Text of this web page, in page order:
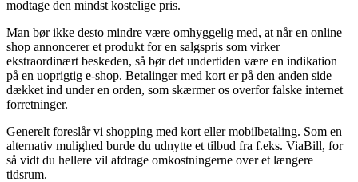
modtage den mindst kostelige pris.
Man bør ikke desto mindre være omhyggelig med, at når en online
shop annoncerer et produkt for en salgspris som virker
ekstraordinært beskeden, så bør det undertiden være en indikation
på en uoprigtig e-shop. Betalinger med kort er på den anden side
dækket ind under en orden, som skærmer os overfor falske internet
forretninger.
Generelt foreslår vi shopping med kort eller mobilbetaling. Som en
alternativ mulighed burde du udnytte et tilbud fra f.eks. ViaBill, for
så vidt du hellere vil afdrage omkostningerne over et længere
tidsrum.